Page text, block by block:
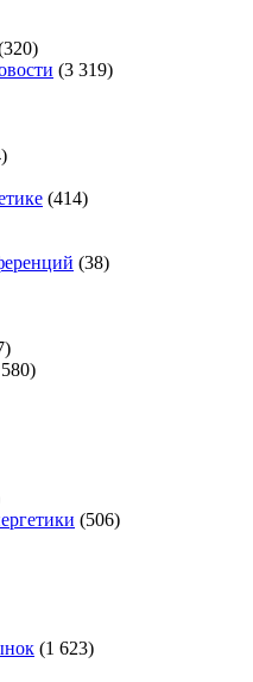
(3 319)
(414)
(38)
(506)
(1 623)